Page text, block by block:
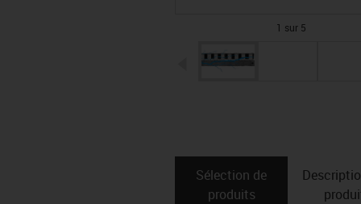
1 sur 5
igus-icon-arrow-left
Sélection de
produits